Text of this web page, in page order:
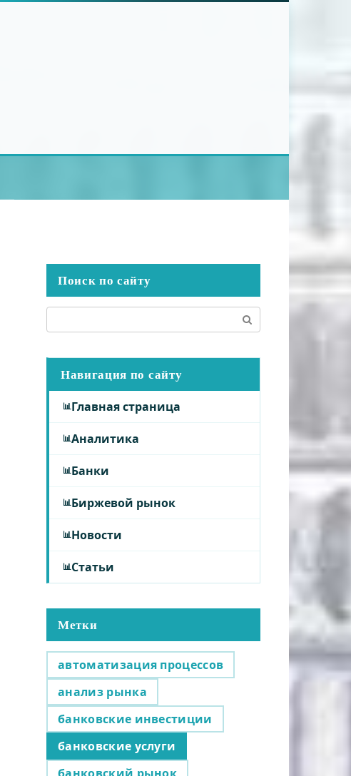
Поиск по сайту
Навигация по сайту
Главная страница
Аналитика
Банки
Биржевой рынок
Новости
Статьи
Метки
автоматизация процессов
анализ рынка
банковские инвестиции
банковские услуги